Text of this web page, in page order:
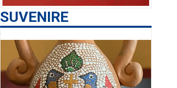
SUVENIRE